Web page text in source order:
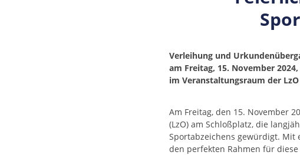
Verleihung und
am Freitag, 15. November 2024,
im Veranstaltungsraum der
Am Freitag, den 15. November
(LzO) am Schloßplatz, die
Sportabzeichens gewürdigt. Mit
den perfekten Rahmen für